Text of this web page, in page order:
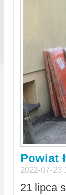
Powiat
2022-07-23
21 lipca